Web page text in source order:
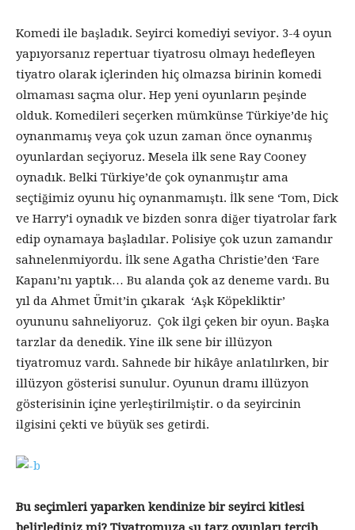
Komedi ile başladık. Seyirci komediyi seviyor. 3-4 oyun
yapıyorsanız repertuar tiyatrosu olmayı hedefleyen
tiyatro olarak içlerinden hiç olmazsa birinin komedi
olmaması saçma olur. Hep yeni oyunların peşinde
olduk. Komedileri seçerken mümkünse Türkiye’de hiç
oynanmamış veya çok uzun zaman önce oynanmış
oyunlardan seçiyoruz. Mesela ilk sene Ray Cooney
oynadık. Belki Türkiye’de çok oynanmıştır ama
seçtiğimiz oyunu hiç oynanmamıştı. İlk sene ‘Tom, Dick
ve Harry’i oynadık ve bizden sonra diğer tiyatrolar fark
edip oynamaya başladılar. Polisiye çok uzun zamandır
sahnelenmiyordu. İlk sene Agatha Christie’den ‘Fare
Kapanı’nı yaptık… Bu alanda çok az deneme vardı. Bu
yıl da Ahmet Ümit’in çıkarak ‘Aşk Köpekliktir’
oyununu sahneliyoruz. Çok ilgi çeken bir oyun. Başka
tarzlar da denedik. Yine ilk sene bir illüzyon
tiyatromuz vardı. Sahnede bir hikâye anlatılırken, bir
illüzyon gösterisi sunulur. Oyunun dramı illüzyon
gösterisinin içine yerleştirilmiştir. o da seyircinin
ilgisini çekti ve büyük ses getirdi.
Bu seçimleri yaparken kendinize bir seyirci kitlesi